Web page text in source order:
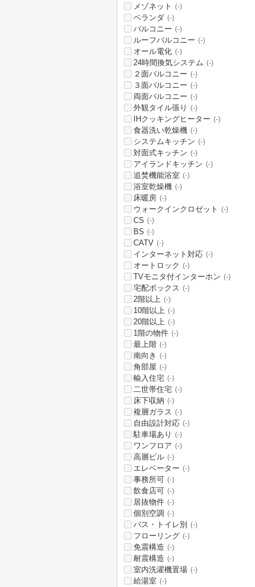
メゾネット (-)
ベランダ (-)
バルコニー (-)
ルーフバルコニー (-)
オール電化 (-)
24時間換気システム (-)
２面バルコニー (-)
３面バルコニー (-)
両面バルコニー (-)
外観タイル張り (-)
IHクッキングヒーター (-)
食器洗い乾燥機 (-)
システムキッチン (-)
対面式キッチン (-)
アイランドキッチン (-)
追焚機能浴室 (-)
浴室乾燥機 (-)
床暖房 (-)
ウォークインクロゼット (-)
CS (-)
BS (-)
CATV (-)
インターネット対応 (-)
オートロック (-)
TVモニタ付インターホン (-)
宅配ボックス (-)
2階以上 (-)
10階以上 (-)
20階以上 (-)
1階の物件 (-)
最上階 (-)
南向き (-)
角部屋 (-)
輸入住宅 (-)
二世帯住宅 (-)
床下収納 (-)
複層ガラス (-)
自由設計対応 (-)
駐車場あり (-)
ワンフロア (-)
高層ビル (-)
エレベーター (-)
事務所可 (-)
飲食店可 (-)
居抜物件 (-)
個別空調 (-)
バス・トイレ別 (-)
フローリング (-)
免震構造 (-)
耐震構造 (-)
室内洗濯機置場 (-)
給湯室 (-)